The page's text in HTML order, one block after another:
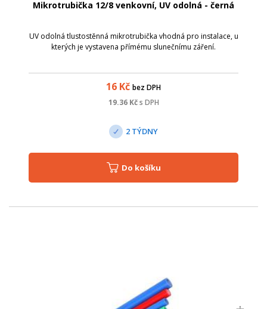
Mikrotrubička 12/8 venkovní, UV odolná - černá
UV odolná tlustostěnná mikrotrubička vhodná pro instalace, u
kterých je vystavena přímému slunečnímu záření.
16 Kč bez DPH
19.36Kč s DPH
2 TÝDNY
Do košíku